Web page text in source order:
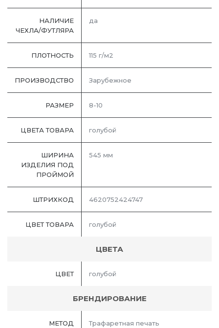
НАЛИЧИЕ
ЧЕХЛА/ФУТЛЯРА
да
ПЛОТНОСТЬ 115 г/м2
ПРОИЗВОДСТВО Зарубежное
РАЗМЕР 8-10
ЦВЕТА ТОВАРА голубой
ШИРИНА
ИЗДЕЛИЯ ПОД
ПРОЙМОЙ
545 мм
ШТРИХКОД 4620752424747
ЦВЕТ ТОВАРА голубой
ЦВЕТА
ЦВЕТ голубой
БРЕНДИРОВАНИЕ
МЕТОД Трафаретная печать